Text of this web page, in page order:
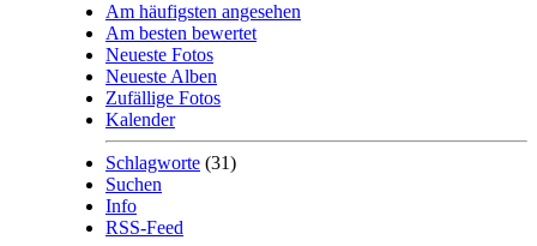
Am häufigsten angesehen
Am besten bewertet
Neueste Fotos
Neueste Alben
Zufällige Fotos
Kalender
Schlagworte (31)
Suchen
Info
RSS-Feed